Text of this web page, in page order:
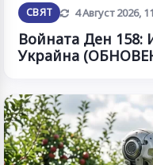
СВЯТ Обновена
4 Август 2026,
Войната Ден 158:
Украйна